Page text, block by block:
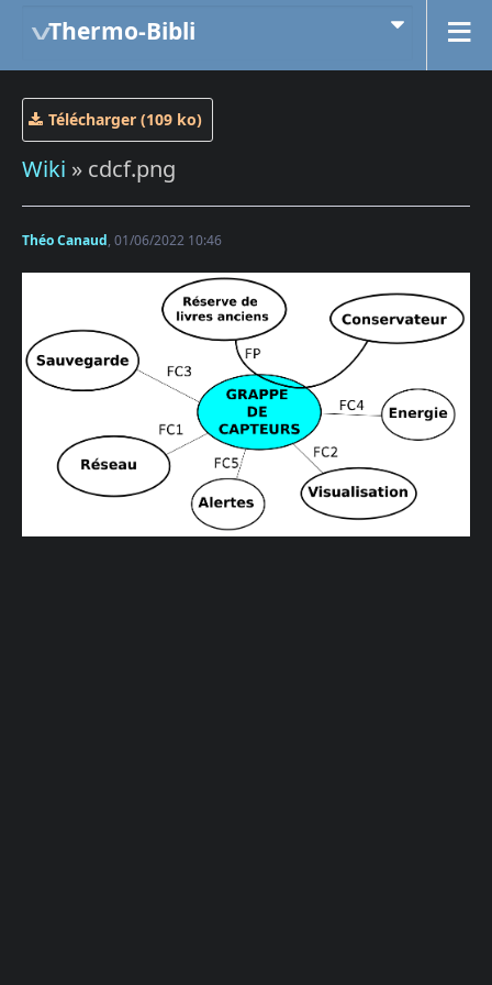
Thermo-Bibli
Télécharger (109 ko)
Wiki » cdcf.png
Théo Canaud, 01/06/2022 10:46